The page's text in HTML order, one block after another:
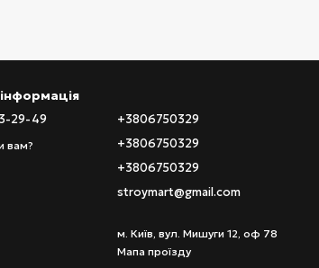
29-49
вам?
+3806750329
+3806750329
+3806750329
stroymart@gmail.com
м. Київ, вул. Мишуги 12, оф 78
Мапа проїзду